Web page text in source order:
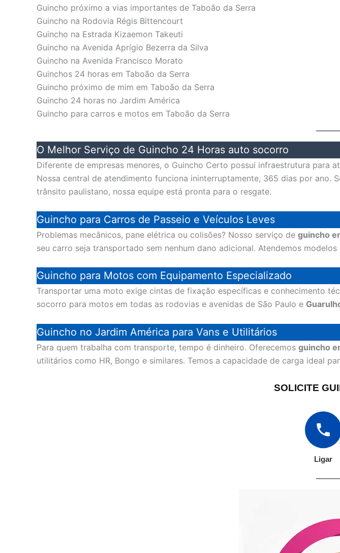
Guincho próximo a vias importantes de Taboão da Serra
Guincho na Rodovia Régis Bittencourt
Guincho na Estrada Kizaemon Takeuti
Guincho na Avenida Aprígio Bezerra da Silva
Guincho na Avenida Francisco Morato
Guinchos 24 horas em Taboão da Serra
Guincho próximo de mim em Taboão da Serra
Guincho 24 horas no Jardim América
Guincho para carros e motos em Taboão da Serra
O Melhor Serviço de Guincho 24 Horas auto socorro
Diferente de empresas menores, o Guincho Certo possui infraestrutura para
Nossa central de atendimento funciona ininterruptamente, 365 dias por ano.
trânsito paulistano, nossa equipe está pronta para o resgate.
Guincho para Carros de Passeio e Veículos Leves
Problemas mecânicos, pane elétrica ou colisões? Nosso serviço de guincho
seu carro seja transportado sem nenhum dano adicional. Atendemos
Guincho para Motos com Equipamento Especializado
Transportar uma moto exige cintas de fixação específicas e conhecimento
socorro para motos em todas as rodovias e avenidas de São Paulo e
Guincho no Jardim América para Vans e Utilitários
Para quem trabalha com transporte, tempo é dinheiro. Oferecemos guincho
utilitários como HR, Bongo e similares. Temos a capacidade de carga ideal
SOLICITE
Ligar